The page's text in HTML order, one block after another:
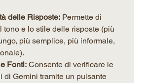
delle Risposte: Permette di
tono e lo stile delle risposte (più
più semplice, più informale,
Fonti: Consente di verificare le
di Gemini tramite un pulsante